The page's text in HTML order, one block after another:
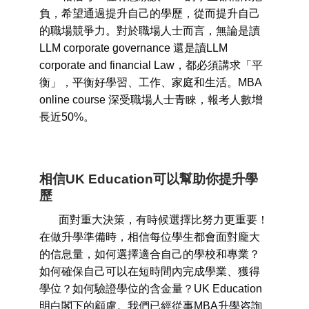
負，希望通過提升自己的學歷，從而提升自己
的職場競爭力。對於職場人士而言，無論是讀
LLM corporate governance 還是讀LLM
corporate and financial Law，都必須講求「平
衡」，平衡好學習、工作、家庭和生活。MBA
online course 深受職場人士青睞，報考人數增
長近50%。
相信UK Education可以幫助你提升學
歷
面對重大決策，有時候選擇比努力更重要！
在做升學準備時，相信每位學生都會面對龐大
的信息量，如何選擇適合自己的學校和專業？
如何確保自己可以在短時間內完成學業、獲得
學位？如何驗證學位的含金量？UK Education
明白閣下的顧慮。我們已經從事MBA升學咨詢